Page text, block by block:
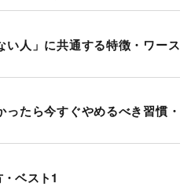
い人」に共通する特徴・ワース
ったら今すぐやめるべき習慣・
ベスト1